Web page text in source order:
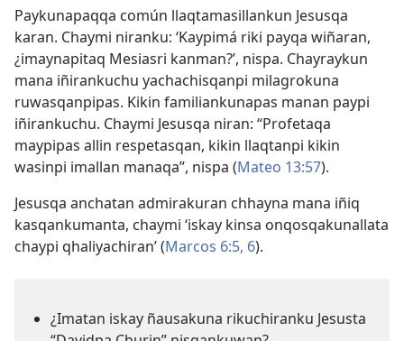
Paykunapaqqa común llaqtamasillankun Jesusqa
karan. Chaymi niranku: ‘Kaypimá riki payqa wiñaran,
¿imaynapitaq Mesiasri kanman?’, nispa. Chayraykun
mana iñirankuchu yachachisqanpi milagrokuna
ruwasqanpipas. Kikin familiankunapas manan paypi
iñirankuchu. Chaymi Jesusqa niran: “Profetaqa
maypipas allin respetasqan, kikin llaqtanpi kikin
wasinpi imallan manaqa”, nispa (Mateo 13:57).
Jesusqa anchatan admirakuran chhayna mana iñiq
kasqankumanta, chaymi ‘iskay kinsa onqosqakunallata
chaypi qhaliyachiran’ (Marcos 6:5, 6).
¿Imatan iskay ñausakuna rikuchiranku Jesusta